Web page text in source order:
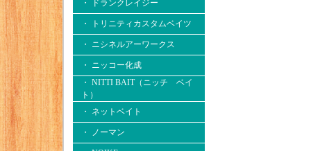
・ ドランクレイジー
・ トリニティカスタムベイツ
・ ニシネルアーワークス
・ ニッコー化成
・ NITTI BAIT（ニッチ ベイ
ト）
・ ネットベイト
・ ノーマン